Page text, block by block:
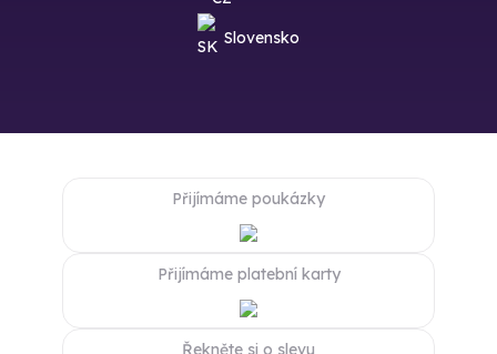
Slovensko
Přijímáme poukázky
Přijímáme platební karty
Řekněte si o slevu